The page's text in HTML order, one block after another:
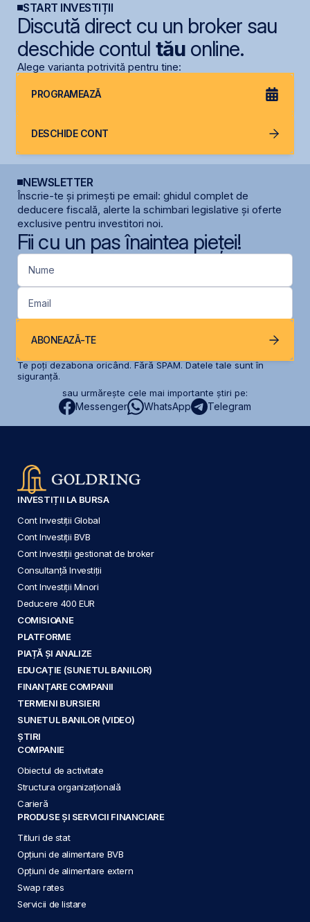
START INVESTIȚII
Discută direct cu un broker sau
deschide contul tăuonline.
Alege varianta potrivită pentru tine:
PROGRAMEAZĂ
DESCHIDE CONT
NEWSLETTER
Înscrie-te și primești pe email: ghidul complet de
deducere fiscală, alerte la schimbari legislative și oferte
exclusive pentru investitori noi.
Fii cu un pas înaintea pieței!
Nume
Email
ABONEAZĂ-TE
Te poți dezabona oricând. Fără SPAM. Datele tale sunt în
siguranță.
sau urmărește cele mai importante știri pe:
Messenger WhatsApp Telegram
INVESTIȚII LA BURSA
Cont Investiții Global
Cont Investiții BVB
Cont Investiții gestionat de broker
Consultanță Investiții
Cont Investiții Minori
Deducere 400 EUR
COMISIOANE
PLATFORME
PIAȚĂ ȘI ANALIZE
EDUCAȚIE (SUNETUL BANILOR)
FINANȚARE COMPANII
TERMENI BURSIERI
SUNETUL BANILOR (VIDEO)
ȘTIRI
COMPANIE
Obiectul de activitate
Structura organizațională
Carieră
PRODUSE ȘI SERVICII FINANCIARE
Titluri de stat
Opțiuni de alimentare BVB
Opțiuni de alimentare extern
Swap rates
Servicii de listare